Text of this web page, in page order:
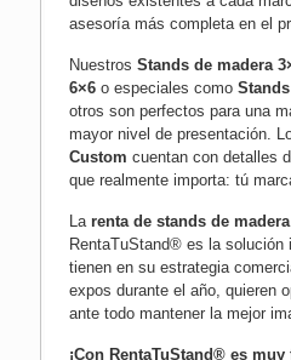
asesoría más completa en el
Nuestros Stands de madera
6×6o especiales como
otros son perfectos para una
mayor nivel de presentación.
Custom cuentan con detalles
que realmente importa: tú
La renta de stands de madera
RentaTuStand® es la solución
tienen en su estrategia
expos durante el año, quieren
ante todo mantener la mejor
¡Con RentaTuStand® es